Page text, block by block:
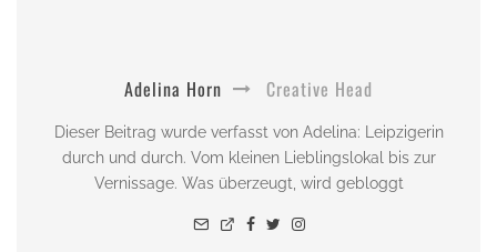
Adelina Horn Creative Head
Dieser Beitrag wurde verfasst von Adelina: Leipzigerin
durch und durch. Vom kleinen Lieblingslokal bis zur
Vernissage. Was überzeugt, wird gebloggt